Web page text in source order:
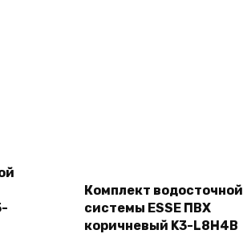
cart
Комплект водосточной
системы ESSE ПВХ
коричневый K3-L8H4B